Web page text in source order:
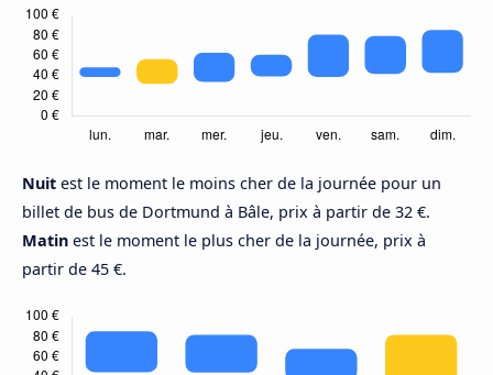
Nuit est le moment le moins cher de la journée pour un
billet de bus de Dortmund à Bâle, prix à partir de 32 €.
Matin est le moment le plus cher de la journée, prix à
partir de 45 €.